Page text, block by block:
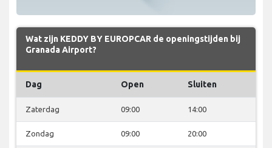
Wat zijn KEDDY BY EUROPCAR de openingstijden bij
Granada Airport?
Dag Open Sluiten
Zaterdag 09:00 14:00
Zondag 09:00 20:00